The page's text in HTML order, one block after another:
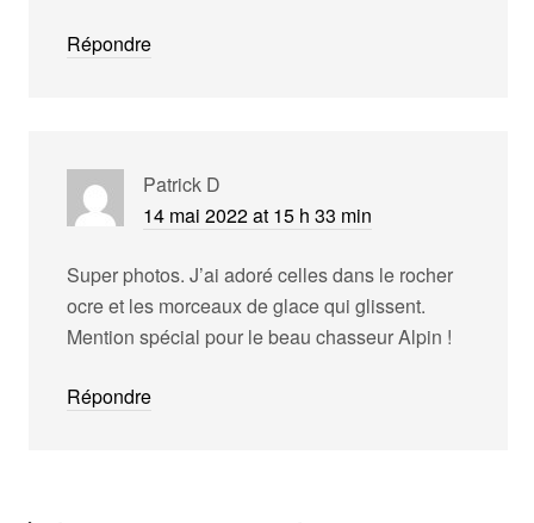
Répondre
Patrick D
14 mai 2022 at 15 h 33 min
Super photos. J’ai adoré celles dans le rocher
ocre et les morceaux de glace qui glissent.
Mention spécial pour le beau chasseur Alpin !
Répondre